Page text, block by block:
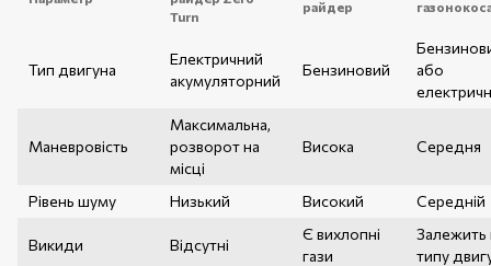
Turn
райдер
Тип двигуна
Електричний
акумуляторний
Бензиновий
або
Маневровість
Максимальна,
розворот на
місці
Висока Середня
Рівень шуму Низький Високий Середній
Викиди Відсутні
Є вихлопні
гази
Залежить
типу